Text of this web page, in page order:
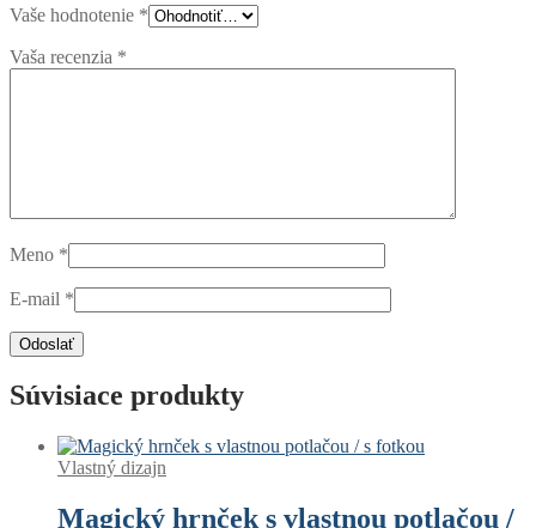
Vaše hodnotenie *
Vaša recenzia *
Meno *
E-mail *
Súvisiace produkty
Vlastný dizajn
Magický hrnček s vlastnou potlačou /